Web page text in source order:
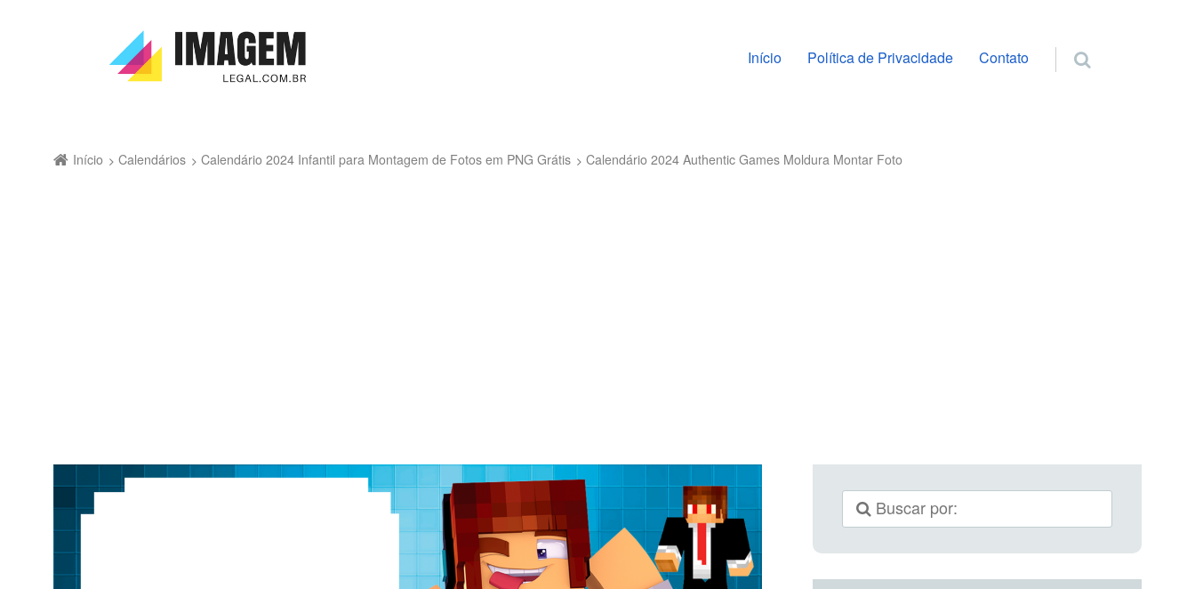
Pular para o conteúdo
Início Política de Privacidade Contato
Início Calendários Calendário 2024 Infantil para Montagem de Fotos em PNG Grátis Calendário 2024 Authentic Games Moldura Montar Foto